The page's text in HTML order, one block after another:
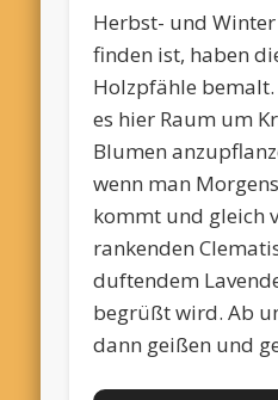
Herbst- und
finden ist, haben
Holzpfähle
es hier Raum um
Blumen
wenn man
kommt und gleich
rankenden
duftendem
begrüßt wird. Ab
dann geißen und